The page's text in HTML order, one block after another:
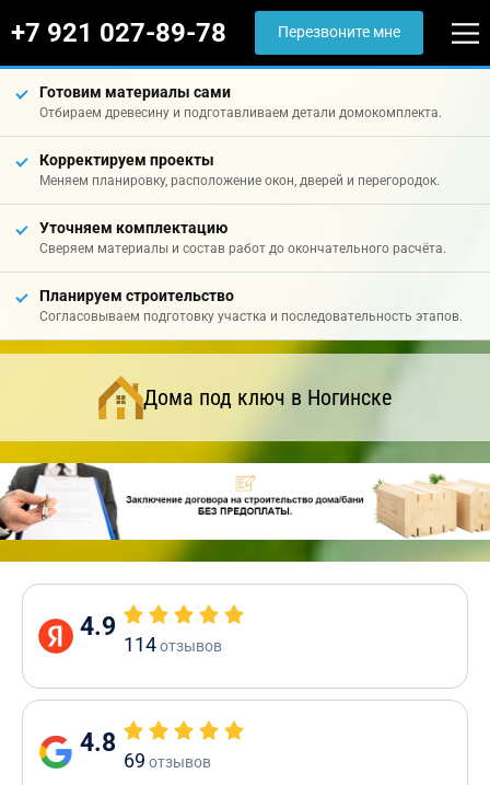
+7 921 027-89-78 Перезвоните мне
Готовим материалы сами
Отбираем древесину и подготавливаем детали домокомплекта.
Корректируем проекты
Меняем планировку, расположение окон, дверей и перегородок.
Уточняем комплектацию
Сверяем материалы и состав работ до окончательного расчёта.
Планируем строительство
Согласовываем подготовку участка и последовательность этапов.
Дома под ключ в Ногинске
4.9
114отзывов
4.8
69 отзывов